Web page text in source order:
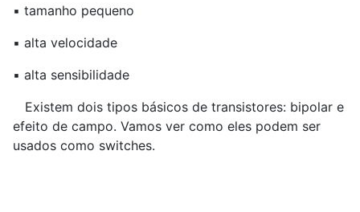
▪ tamanho pequeno
▪ alta velocidade
▪ alta sensibilidade
Existem dois tipos básicos de transistores: bipolar e
efeito de campo. Vamos ver como eles podem ser
usados ​​como switches.